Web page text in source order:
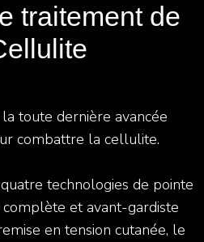
traitement de
toute dernière avancée
combattre la cellulite.
technologies de pointe
et avant-gardiste
en tension cutanée, le